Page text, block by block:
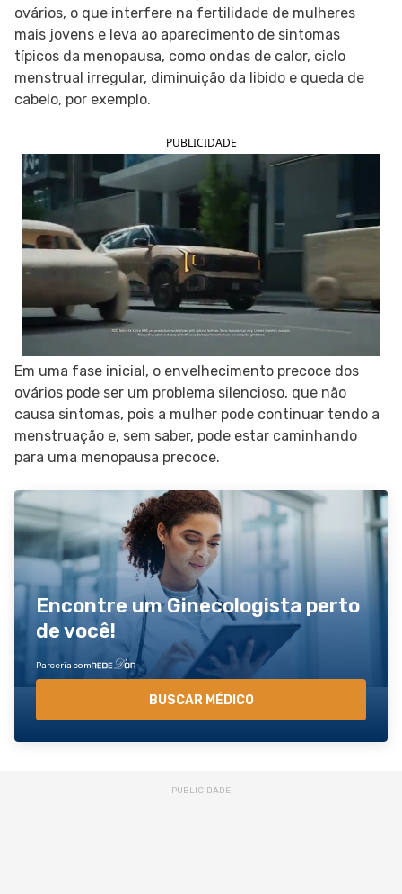
ovários, o que interfere na fertilidade de mulheres
mais jovens e leva ao aparecimento de sintomas
típicos da menopausa, como ondas de calor, ciclo
menstrual irregular, diminuição da libido e queda de
cabelo, por exemplo.
PUBLICIDADE
Em uma fase inicial, o envelhecimento precoce dos
ovários pode ser um problema silencioso, que não
causa sintomas, pois a mulher pode continuar tendo a
menstruação e, sem saber, pode estar caminhando
para uma menopausa precoce.
Encontre um Ginecologista perto
de você!
Parceria com
BUSCAR MÉDICO